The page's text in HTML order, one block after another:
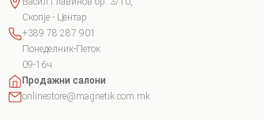
Скопје - Центар
+389 78 287 901
Понеделник-Петок
09-16ч
Продажни салони
onlinestore@magnetik.com.mk